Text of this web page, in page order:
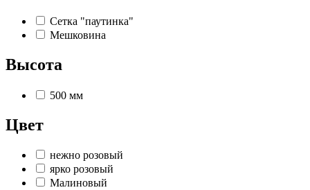
Сетка "паутинка"
Мешковина
Высота
500 мм
Цвет
нежно розовый
ярко розовый
Малиновый